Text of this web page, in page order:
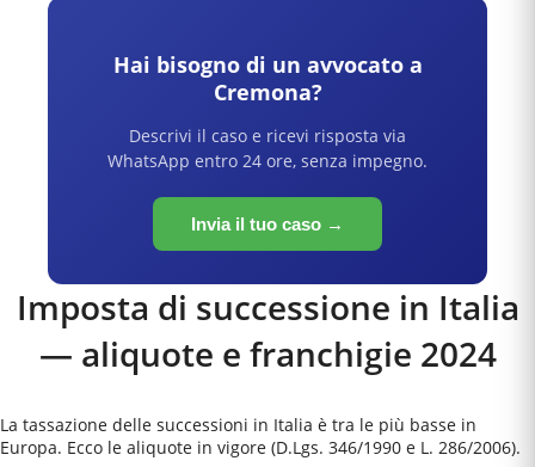
Hai bisogno di un avvocato a
Cremona?
Descrivi il caso e ricevi risposta via
WhatsApp entro 24 ore, senza impegno.
Invia il tuo caso →
Imposta di successione in Italia
— aliquote e franchigie 2024
La tassazione delle successioni in Italia è tra le più basse in
Europa. Ecco le aliquote in vigore (D.Lgs. 346/1990 e L. 286/2006).